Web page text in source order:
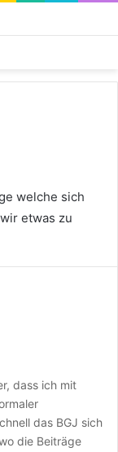
welche sich
etwas zu
dass ich mit
das BGJ sich
die Beiträge